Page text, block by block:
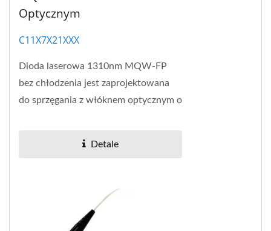
Optycznym
C11X7X21XXX
Dioda laserowa 1310nm MQW-FP
bez chłodzenia jest zaprojektowana
do sprzęgania z włóknem optycznym o
Detale